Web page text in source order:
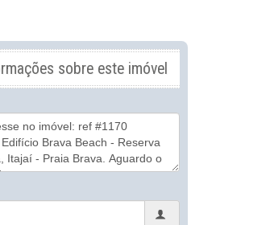
sobre este imóvel